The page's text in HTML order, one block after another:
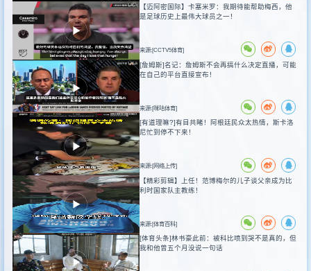
【迈阿密国际】卡塞米罗：我期待能帮助梅西，他
是足球历史上最伟大球员之一！
来源:[CCTV5体育]
[詹姆斯]名记：詹姆斯不会再搞什么决定直播，可能
在自己的平台直接宣布！
来源:[咪咕体育]
[有道理嘛?]有目共睹！阿根廷民众太热情，斯卡洛
尼忙到停不下来！
来源:[网络上传]
【精彩剪辑】上任！范博梅尔的儿子谈父亲成为比
利时国家队主教练！
来源:[体育百科]
[体育头条]林书豪此前：被科比喷到哭不是真的，但
我和他曾五个月没说一句话